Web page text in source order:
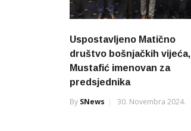
Uspostavljeno Matično
društvo bošnjačkih vijeća,
️Mustafić imenovan za
predsjednika
By SNews 30. Novembra 2024.